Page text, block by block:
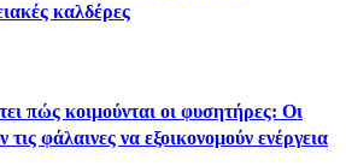
καλδέρες
πώς κοιμούνται οι φυσητήρες: Οι
φάλαινες να εξοικονομούν ενέργεια